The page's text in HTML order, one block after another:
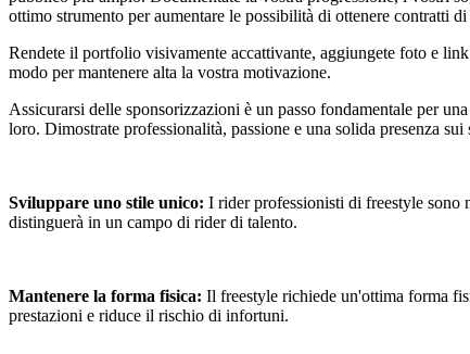
ottimo strumento per aumentare le possibilità di ottenere contratti
Rendete il portfolio visivamente accattivante, aggiungete foto e
modo per mantenere alta la vostra motivazione.
Assicurarsi delle sponsorizzazioni è un passo fondamentale per
loro. Dimostrate professionalità, passione e una solida presenza
Sviluppare uno stile unico: I rider professionisti di freestyle
distinguerà in un campo di rider di talento.
Mantenere la forma fisica: Il freestyle richiede un'ottima forma
prestazioni e riduce il rischio di infortuni.